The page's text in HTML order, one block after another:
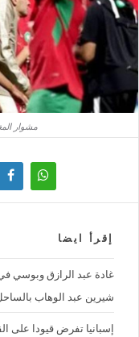
مشوار المغرب في كأس
إقرأ ايضا
غادة عبد الرازق وبوسي
شيرين عبد الوهاب
إسبانيا تفرض قيودا على